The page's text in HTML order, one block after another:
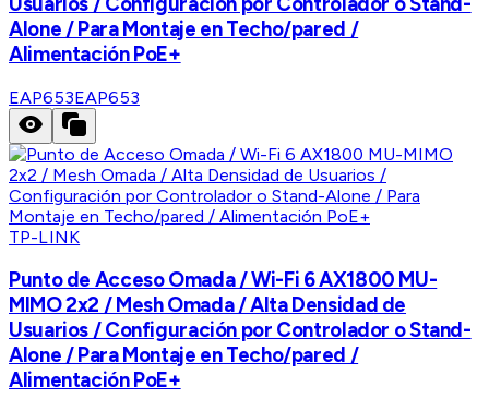
Alone / Para Montaje en Techo/pared /
Alimentación PoE+
EAP653EAP653
TP-LINK
Punto de Acceso Omada / Wi-Fi 6 AX1800 MU-
MIMO 2x2 / Mesh Omada / Alta Densidad de
Usuarios / Configuración por Controlador o Stand-
Alone / Para Montaje en Techo/pared /
Alimentación PoE+